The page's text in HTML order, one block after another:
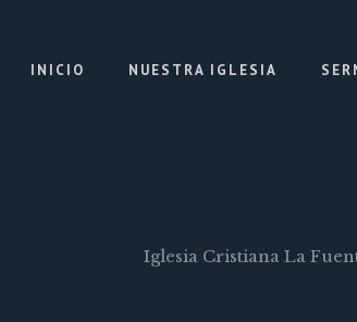
INICIO NUESTRA IGLESIA
Iglesia Cristiana La